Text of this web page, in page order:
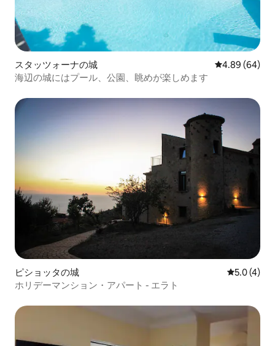
スタッツォーナの城 レビュー64件
4.89 (64)
海辺の城にはプール、公園、眺めが楽しめます
ピショッタの城 レビュー4
5.0 (4)
ホリデーマンション・アパート - エラト